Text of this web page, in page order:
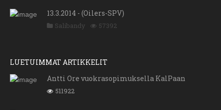
13.3.2014 - (Oilers-SPV)
Salibandy 57392
LUETUIMMAT ARTIKKELIT
Antti Ore vuokrasopimuksella KalPaan
511922